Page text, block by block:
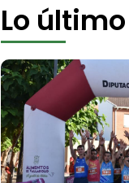
Lo último